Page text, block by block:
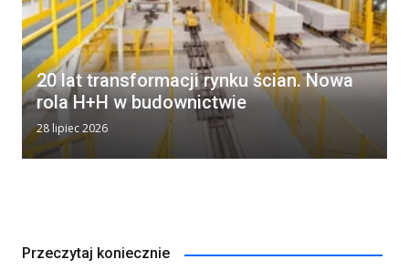
20 lat transformacji rynku ścian. Nowa
rola H+H w budownictwie
28 lipiec 2026
Przeczytaj koniecznie